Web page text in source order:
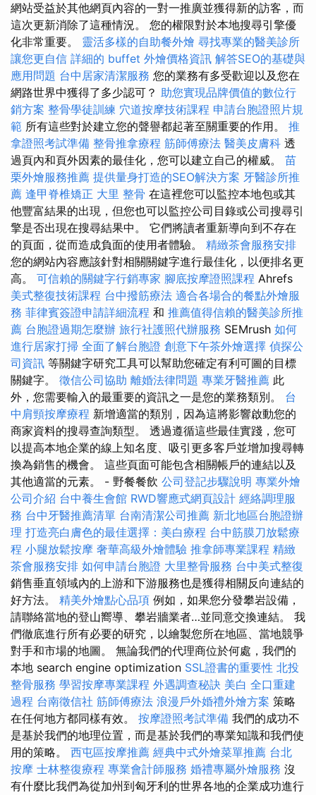
網站受益於其他網頁內容的一對一推廣並獲得新的訪客，而
這次更新消除了這種情況。 您的權限對於本地搜尋引擎優
化非常重要。 靈活多樣的自助餐外燴 尋找專業的醫美診所
讓您更自信 詳細的 buffet 外燴價格資訊 解答SEO的基礎與
應用問題 台中居家清潔服務 您的業務有多受歡迎以及您在
網路世界中獲得了多少認可？ 助您實現品牌價值的數位行
銷方案 整骨學徒訓練 穴道按摩技術課程 申請台胞證照片規
範 所有這些對於建立您的聲譽都起著至關重要的作用。 推
拿證照考試準備 整骨推拿療程 筋師傅療法 醫美皮膚科 透
過頁內和頁外因素的最佳化，您可以建立自己的權威。 苗
栗外燴服務推薦 提供量身打造的SEO解決方案 牙醫診所推
薦 逢甲脊椎矯正 大里 整骨 在這裡您可以監控本地包或其
他豐富結果的出現，但您也可以監控公司目錄或公司搜尋引
擎是否出現在搜尋結果中。 它們將讀者重新導向到不存在
的頁面，從而造成負面的使用者體驗。 精緻茶會服務安排
您的網站內容應該針對相關關鍵字進行最佳化，以便排名更
高。 可信賴的關鍵字行銷專家 腳底按摩證照課程 Ahrefs
美式整復技術課程 台中撥筋療法 適合各場合的餐點外燴服
務 菲律賓簽證申請詳細流程 和 推薦值得信賴的醫美診所推
薦 台胞證過期怎麼辦 旅行社護照代辦服務 SEMrush 如何
進行居家打掃 全面了解台胞證 創意下午茶外燴選擇 偵探公
司資訊 等關鍵字研究工具可以幫助您確定有利可圖的目標
關鍵字。 徵信公司協助 離婚法律問題 專業牙醫推薦 此
外，您需要輸入的最重要的資訊之一是您的業務類別。 台
中肩頸按摩療程 新增適當的類別，因為這將影響啟動您的
商家資料的搜尋查詢類型。 透過遵循這些最佳實踐，您可
以提高本地企業的線上知名度、吸引更多客戶並增加搜尋轉
換為銷售的機會。 這些頁面可能包含相關帳戶的連結以及
其他適當的元素。 - 野餐餐飲 公司登記步驟說明 專業外燴
公司介紹 台中養生會館 RWD響應式網頁設計 經絡調理服
務 台中牙醫推薦清單 台南清潔公司推薦 新北地區台胞證辦
理 打造亮白膚色的最佳選擇：美白療程 台中筋膜刀放鬆療
程 小腿放鬆按摩 奢華高級外燴體驗 推拿師專業課程 精緻
茶會服務安排 如何申請台胞證 大里整骨服務 台中美式整復
銷售垂直領域內的上游和下游服務也是獲得相關反向連結的
好方法。 精美外燴點心品項 例如，如果您分發攀岩設備，
請聯絡當地的登山嚮導、攀岩牆業者…並同意交換連結。 我
們徹底進行所有必要的研究，以繪製您所在地區、當地競爭
對手和市場的地圖。 無論我們的代理商位於何處，我們的
本地 search engine optimization SSL證書的重要性 北投
整骨服務 學習按摩專業課程 外遇調查秘訣 美白 全口重建
過程 台南徵信社 筋師傅療法 浪漫戶外婚禮外燴方案 策略
在任何地方都同樣有效。 按摩證照考試準備 我們的成功不
是基於我們的地理位置，而是基於我們的專業知識和我們使
用的策略。 西屯區按摩推薦 經典中式外燴菜單推薦 台北
按摩 士林整復療程 專業會計師服務 婚禮專屬外燴服務 沒
有什麼比我們為從加州到匈牙利的世界各地的企業成功進行